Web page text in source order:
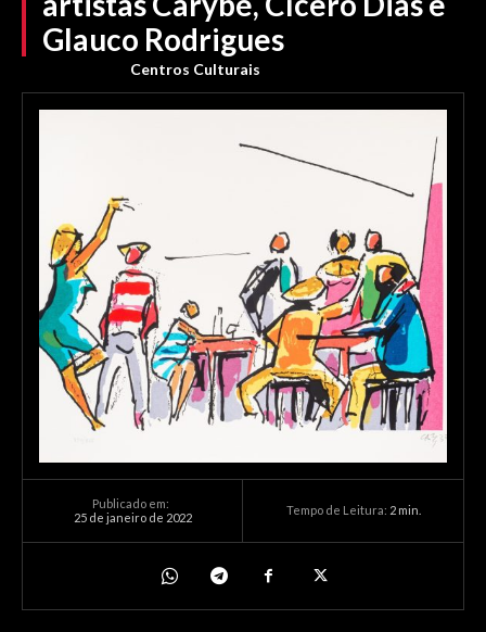
Glauco Rodrigues
Centros Culturais
Publicado em:
25 de janeiro de 2022
Tempo de Leitura: 2min.